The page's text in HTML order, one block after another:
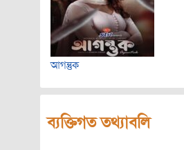
আগন্তুক
ব্যক্তিগত তথ্যাবলি